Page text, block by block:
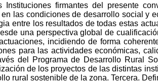
Instituciones firmantes del presente
las condiciones de desarrollo social y
entre los resultados de todas estas
una perspectiva global de
incidiendo de forma
para las actividades económicas,
del Programa de Desarrollo Rural
de los proyectos de las distintas
rural sostenible de la zona. Tercera.